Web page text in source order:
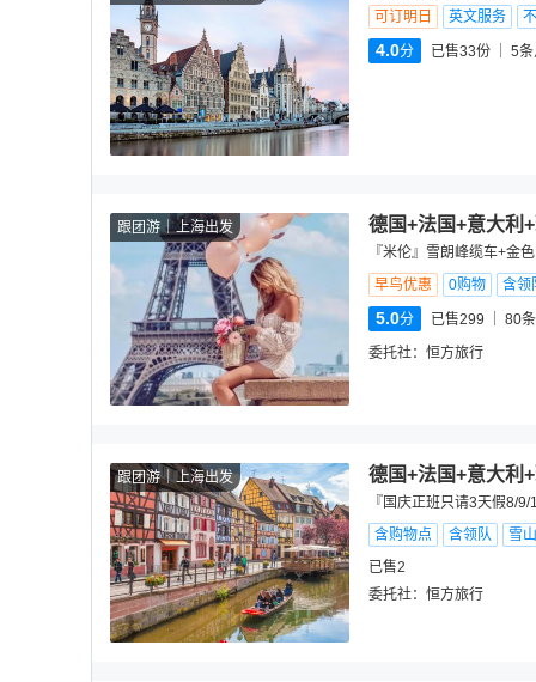
可订明日 英文服务
4.0分 已售33份 5
跟团游 上海出发 德国+法国+意大利
『米伦』雪朗峰缆车+金
早鸟优惠
0购物 含领
5.0分 已售299 80
委托社： 恒方旅行
跟团游 上海出发 德国+法国+意大利
『国庆正班只请3天假8/
含购物点
含领队
雪山
已售2
委托社： 恒方旅行